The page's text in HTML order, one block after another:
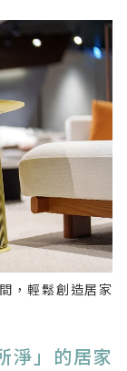
，輕鬆創造居家
淨」的居家